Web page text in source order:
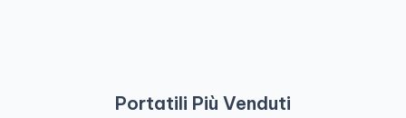
Portatili Più Venduti